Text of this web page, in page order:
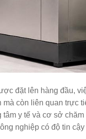
đặt lên hàng đầu,
mà còn liên quan trực
tâm y tế và cơ sở chăm
nghiệp có độ tin cậy